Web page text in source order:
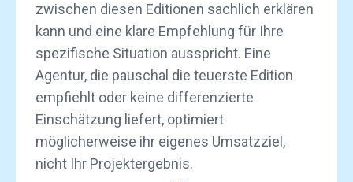
zwischen diesen Editionen sachlich erklären
kann und eine klare Empfehlung für Ihre
spezifische Situation ausspricht. Eine
Agentur, die pauschal die teuerste Edition
empfiehlt oder keine differenzierte
Einschätzung liefert, optimiert
möglicherweise ihr eigenes Umsatzziel,
nicht Ihr Projektergebnis.